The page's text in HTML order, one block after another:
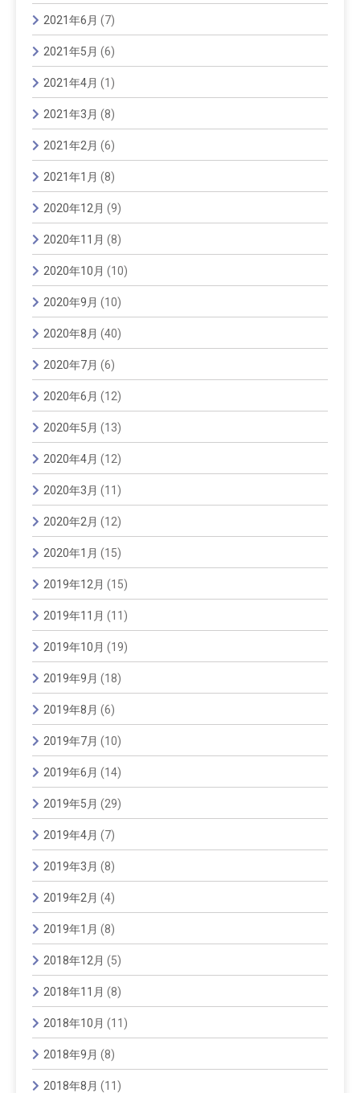
2021年6月 (7)
2021年5月 (6)
2021年4月 (1)
2021年3月 (8)
2021年2月 (6)
2021年1月 (8)
2020年12月 (9)
2020年11月 (8)
2020年10月 (10)
2020年9月 (10)
2020年8月 (40)
2020年7月 (6)
2020年6月 (12)
2020年5月 (13)
2020年4月 (12)
2020年3月 (11)
2020年2月 (12)
2020年1月 (15)
2019年12月 (15)
2019年11月 (11)
2019年10月 (19)
2019年9月 (18)
2019年8月 (6)
2019年7月 (10)
2019年6月 (14)
2019年5月 (29)
2019年4月 (7)
2019年3月 (8)
2019年2月 (4)
2019年1月 (8)
2018年12月 (5)
2018年11月 (8)
2018年10月 (11)
2018年9月 (8)
2018年8月 (11)